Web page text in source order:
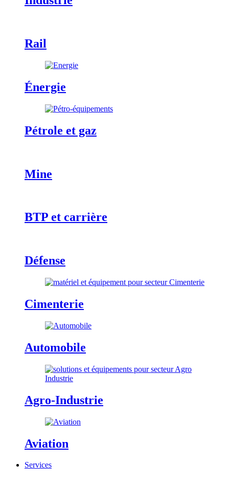
Rail
Énergie
Pétrole et gaz
Mine
BTP et carrière
Défense
Cimenterie
Automobile
Agro-Industrie
Aviation
Services